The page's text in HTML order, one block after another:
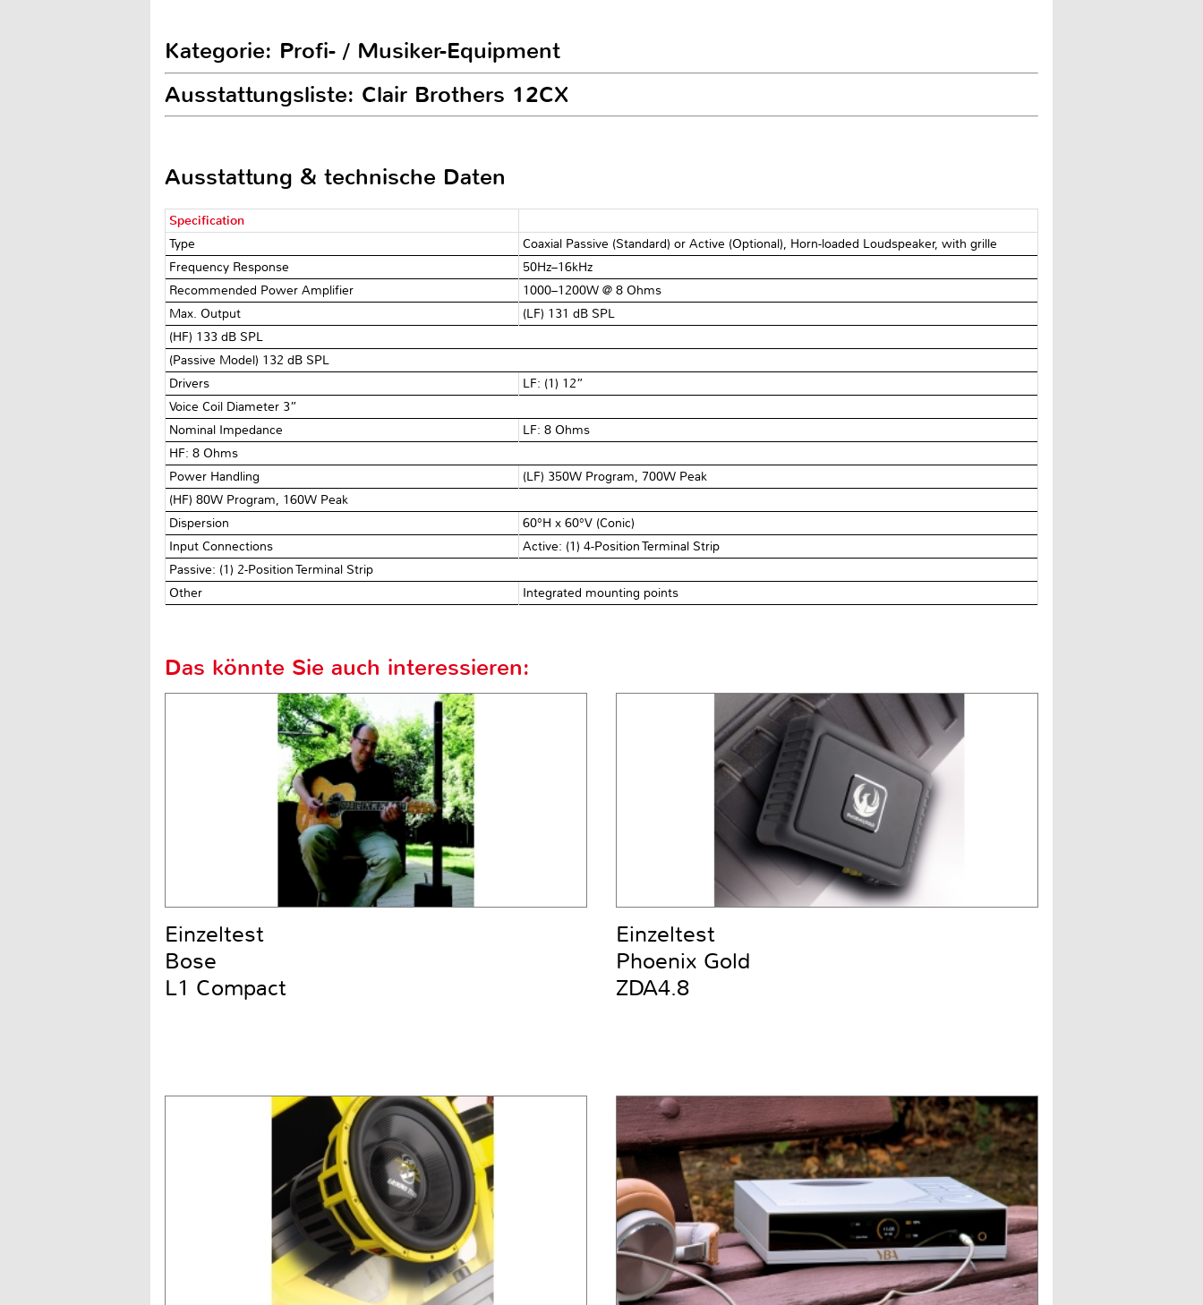
Kategorie: Profi- / Musiker-Equipment
Ausstattungsliste: Clair Brothers 12CX
Ausstattung & technische Daten
Specification
Type
Coaxial Passive (Standard) or Active (Optional), Horn-loaded Loudspeaker, with grille
Frequency Response
50Hz–16kHz
Recommended Power Amplifier
1000–1200W @ 8 Ohms
Max. Output
(LF) 131 dB SPL
(HF) 133 dB SPL
(Passive Model) 132 dB SPL
Drivers
LF: (1) 12”
Voice Coil Diameter 3”
Nominal Impedance
LF: 8 Ohms
HF: 8 Ohms
Power Handling
(LF) 350W Program, 700W Peak
(HF) 80W Program, 160W Peak
Dispersion
60°H x 60°V (Conic)
Input Connections
Active: (1) 4-Position Terminal Strip
Passive: (1) 2-Position Terminal Strip
Other
Integrated mounting points
Das könnte Sie auch interessieren:
Einzeltest
Bose
L1 Compact
Einzeltest
Phoenix Gold
ZDA4.8